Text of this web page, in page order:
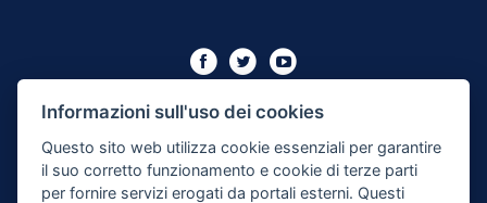
XIII
Dichiarazione di Accessibilità
Informazioni sull'uso dei cookies
Questo sito web utilizza cookie essenziali per garantire
il suo corretto funzionamento e cookie di terze parti
per fornire servizi erogati da portali esterni. Questi